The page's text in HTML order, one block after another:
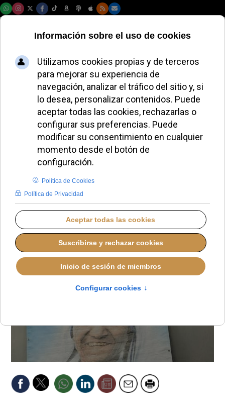
Las Misioneras de
la Caridad rinden
homenaje a la
Madre Teresa en
Calcuta
JUEVES, 11 SEPTIEMBRE 2025 12:06